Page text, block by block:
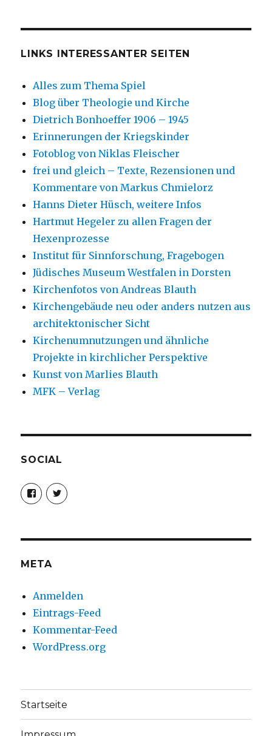
LINKS INTERESSANTER SEITEN
Alles zum Thema Spiel
Blog über Theologie und Kirche
Dietrich Bonhoeffer 1906 – 1945
Erinnerungen der Kriegskinder
Fotoblog von Niklas Fleischer
frei und gleich – Texte, Rezensionen und
Kommentare von Markus Chmielorz
Hanns Dieter Hüsch, weitere Infos
Hartmut Hegeler zu allen Fragen der
Hexenprozesse
Institut für Sinnforschung, Fragebogen
Jüdisches Museum Westfalen in Dorsten
Kirchenfotos von Andreas Blauth
Kirchengebäude neu oder anders nutzen aus
architektonischer Sicht
Kirchenumnutzungen und ähnliche
Projekte in kirchlicher Perspektive
Kunst von Marlies Blauth
MFK – Verlag
SOCIAL
Profil
von
christoph.fleischer1
anzeigen
Profil
von
anzeigen
META
Anmelden
Eintrags-Feed
Kommentar-Feed
WordPress.org
Startseite